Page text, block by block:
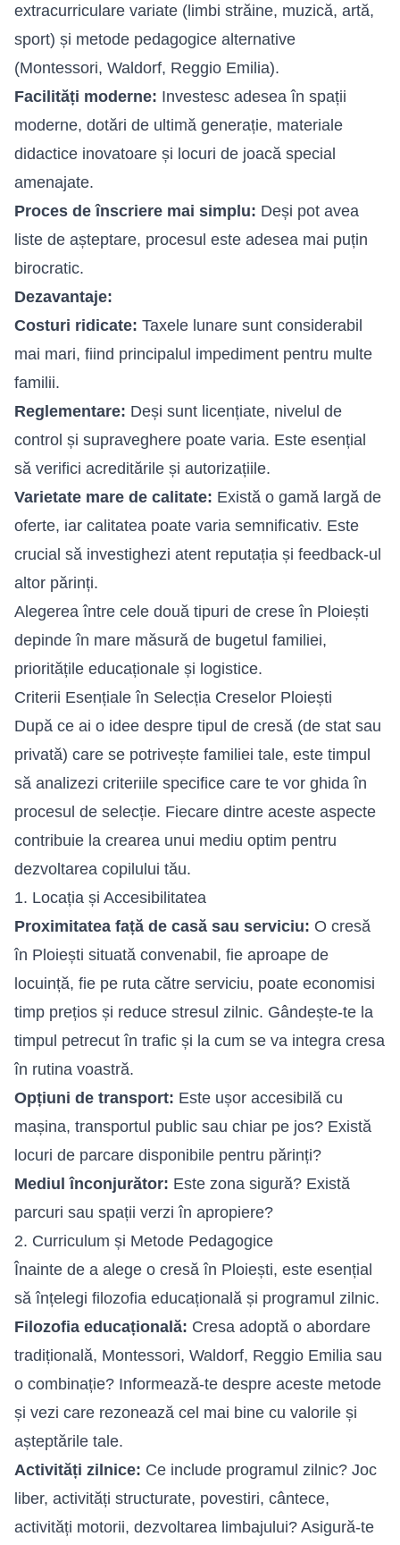
extracurriculare variate (limbi străine, muzică, artă,
sport) și metode pedagogice alternative
(Montessori, Waldorf, Reggio Emilia).
Facilități moderne: Investesc adesea în spații
moderne, dotări de ultimă generație, materiale
didactice inovatoare și locuri de joacă special
amenajate.
Proces de înscriere mai simplu: Deși pot avea
liste de așteptare, procesul este adesea mai puțin
birocratic.
Dezavantaje:
Costuri ridicate: Taxele lunare sunt considerabil
mai mari, fiind principalul impediment pentru multe
familii.
Reglementare: Deși sunt licențiate, nivelul de
control și supraveghere poate varia. Este esențial
să verifici acreditările și autorizațiile.
Varietate mare de calitate: Există o gamă largă de
oferte, iar calitatea poate varia semnificativ. Este
crucial să investighezi atent reputația și feedback-ul
altor părinți.
Alegerea între cele două tipuri de crese în Ploiești
depinde în mare măsură de bugetul familiei,
prioritățile educaționale și logistice.
Criterii Esențiale în Selecția Creselor Ploiești
După ce ai o idee despre tipul de cresă (de stat sau
privată) care se potrivește familiei tale, este timpul
să analizezi criteriile specifice care te vor ghida în
procesul de selecție. Fiecare dintre aceste aspecte
contribuie la crearea unui mediu optim pentru
dezvoltarea copilului tău.
1. Locația și Accesibilitatea
Proximitatea față de casă sau serviciu: O cresă
în Ploiești situată convenabil, fie aproape de
locuință, fie pe ruta către serviciu, poate economisi
timp prețios și reduce stresul zilnic. Gândește-te la
timpul petrecut în trafic și la cum se va integra cresa
în rutina voastră.
Opțiuni de transport: Este ușor accesibilă cu
mașina, transportul public sau chiar pe jos? Există
locuri de parcare disponibile pentru părinți?
Mediul înconjurător: Este zona sigură? Există
parcuri sau spații verzi în apropiere?
2. Curriculum și Metode Pedagogice
Înainte de a alege o cresă în Ploiești, este esențial
să înțelegi filozofia educațională și programul zilnic.
Filozofia educațională: Cresa adoptă o abordare
tradițională, Montessori, Waldorf, Reggio Emilia sau
o combinație? Informează-te despre aceste metode
și vezi care rezonează cel mai bine cu valorile și
așteptările tale.
Activități zilnice: Ce include programul zilnic? Joc
liber, activități structurate, povestiri, cântece,
activități motorii, dezvoltarea limbajului? Asigură-te